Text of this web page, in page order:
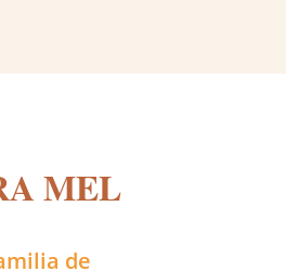
MEL
de